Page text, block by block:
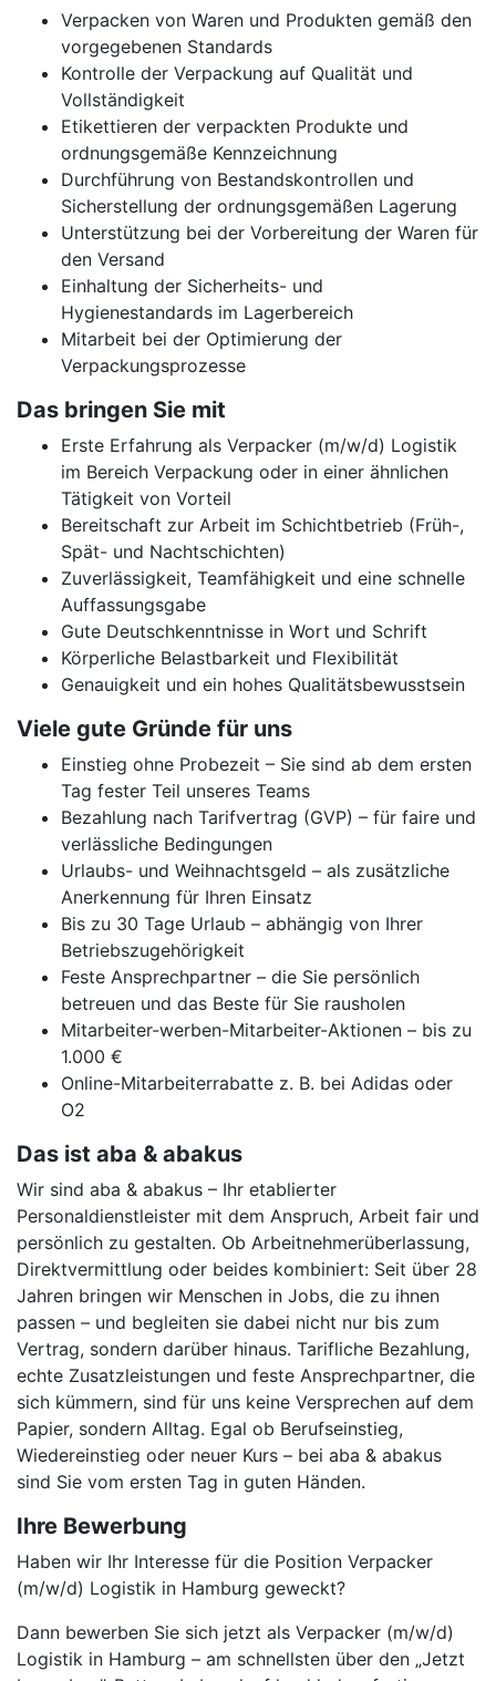
Verpacken von Waren und Produkten gemäß den
vorgegebenen Standards
Kontrolle der Verpackung auf Qualität und
Vollständigkeit
Etikettieren der verpackten Produkte und
ordnungsgemäße Kennzeichnung
Durchführung von Bestandskontrollen und
Sicherstellung der ordnungsgemäßen Lagerung
Unterstützung bei der Vorbereitung der Waren für
den Versand
Einhaltung der Sicherheits- und
Hygienestandards im Lagerbereich
Mitarbeit bei der Optimierung der
Verpackungsprozesse
Das bringen Sie mit
Erste Erfahrung als Verpacker (m/w/d) Logistik
im Bereich Verpackung oder in einer ähnlichen
Tätigkeit von Vorteil
Bereitschaft zur Arbeit im Schichtbetrieb (Früh-,
Spät- und Nachtschichten)
Zuverlässigkeit, Teamfähigkeit und eine schnelle
Auffassungsgabe
Gute Deutschkenntnisse in Wort und Schrift
Körperliche Belastbarkeit und Flexibilität
Genauigkeit und ein hohes Qualitätsbewusstsein
Viele gute Gründe für uns
Einstieg ohne Probezeit – Sie sind ab dem ersten
Tag fester Teil unseres Teams
Bezahlung nach Tarifvertrag (GVP) – für faire und
verlässliche Bedingungen
Urlaubs- und Weihnachtsgeld – als zusätzliche
Anerkennung für Ihren Einsatz
Bis zu 30 Tage Urlaub – abhängig von Ihrer
Betriebszugehörigkeit
Feste Ansprechpartner – die Sie persönlich
betreuen und das Beste für Sie rausholen
Mitarbeiter-werben-Mitarbeiter-Aktionen – bis zu
1.000 €
Online-Mitarbeiterrabatte z. B. bei Adidas oder
O2
Das ist aba & abakus
Wir sind aba & abakus – Ihr etablierter
Personaldienstleister mit dem Anspruch, Arbeit fair und
persönlich zu gestalten. Ob Arbeitnehmerüberlassung,
Direktvermittlung oder beides kombiniert: Seit über 28
Jahren bringen wir Menschen in Jobs, die zu ihnen
passen – und begleiten sie dabei nicht nur bis zum
Vertrag, sondern darüber hinaus. Tarifliche Bezahlung,
echte Zusatzleistungen und feste Ansprechpartner, die
sich kümmern, sind für uns keine Versprechen auf dem
Papier, sondern Alltag. Egal ob Berufseinstieg,
Wiedereinstieg oder neuer Kurs – bei aba & abakus
sind Sie vom ersten Tag in guten Händen.
Ihre Bewerbung
Haben wir Ihr Interesse für die Position Verpacker
(m/w/d) Logistik in Hamburg geweckt?
Dann bewerben Sie sich jetzt als Verpacker (m/w/d)
Logistik in Hamburg – am schnellsten über den „Jetzt